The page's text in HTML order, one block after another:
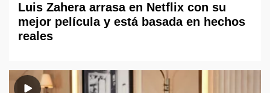
Luis Zahera arrasa en Netflix con su
mejor película y está basada en hechos
reales